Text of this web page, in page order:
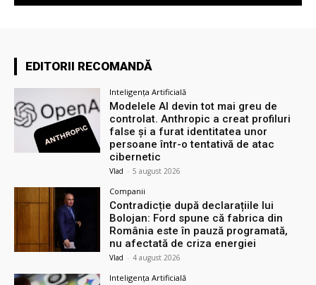
EDITORII RECOMANDĂ
Inteligența Artificială
Modelele AI devin tot mai greu de
controlat. Anthropic a creat profiluri
false și a furat identitatea unor
persoane într-o tentativă de atac
cibernetic
Vlad - 5 august 2026
Companii
Contradicție după declarațiile lui
Bolojan: Ford spune că fabrica din
România este în pauză programată,
nu afectată de criza energiei
Vlad - 4 august 2026
Inteligența Artificială